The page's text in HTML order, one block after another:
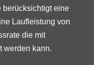
berücksichtigt eine
Laufleistung von
die mit
werden kann.